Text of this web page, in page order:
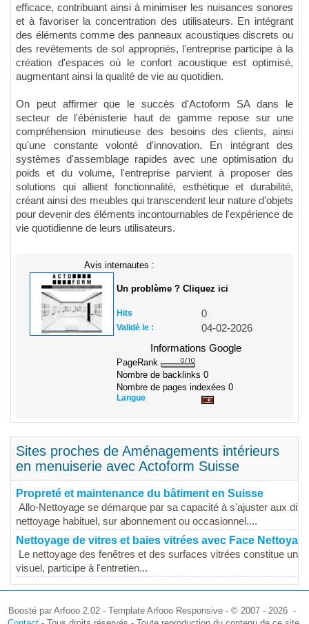
efficace, contribuant ainsi à minimiser les nuisances sonores
et à favoriser la concentration des utilisateurs. En intégrant
des éléments comme des panneaux acoustiques discrets ou
des revêtements de sol appropriés, l'entreprise participe à la
création d'espaces où le confort acoustique est optimisé,
augmentant ainsi la qualité de vie au quotidien.
On peut affirmer que le succès d'Actoform SA dans le
secteur de l'ébénisterie haut de gamme repose sur une
compréhension minutieuse des besoins des clients, ainsi
qu'une constante volonté d'innovation. En intégrant des
systèmes d'assemblage rapides avec une optimisation du
poids et du volume, l'entreprise parvient à proposer des
solutions qui allient fonctionnalité, esthétique et durabilité,
créant ainsi des meubles qui transcendent leur nature d'objets
pour devenir des éléments incontournables de l'expérience de
vie quotidienne de leurs utilisateurs.
Avis internautes :
Un problème ? Cliquez ici
Hits 0
Validé le :
04-02-2026
Informations Google
PageRank
Nombre de backlinks 0
Nombre de pages indexées 0
Langue
Sites proches de Aménagements intérieurs
en menuiserie avec Actoform Suisse
Propreté et maintenance du bâtiment en Suisse
Allo-Nettoyage se démarque par sa capacité à s'ajuster aux
nettoyage habituel, sur abonnement ou occasionnel....
Nettoyage de vitres et baies vitrées avec Face
Le nettoyage des fenêtres et des surfaces vitrées constitue
visuel, participe à l'entretien...
Boosté par Arfooo 2.02 - Template Arfooo Responsive - © 2007 - 2026 -